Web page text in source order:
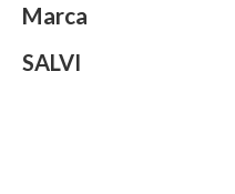
Marca
SALVI